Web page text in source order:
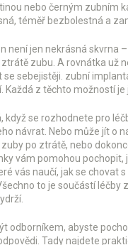
nebo černým zubním
téměř bezbolestná a
není jen nekrásná skvrna
zubu. A rovnátka už
sebejistěji. zubní
Každá z těchto možností
když se rozhodnete pro
návrat. Nebo může jít o
po ztrátě, nebo
vám pomohou
vás naučí, jak se chovat
to je součástí léčby
odborníkem, abyste
Tady najdete